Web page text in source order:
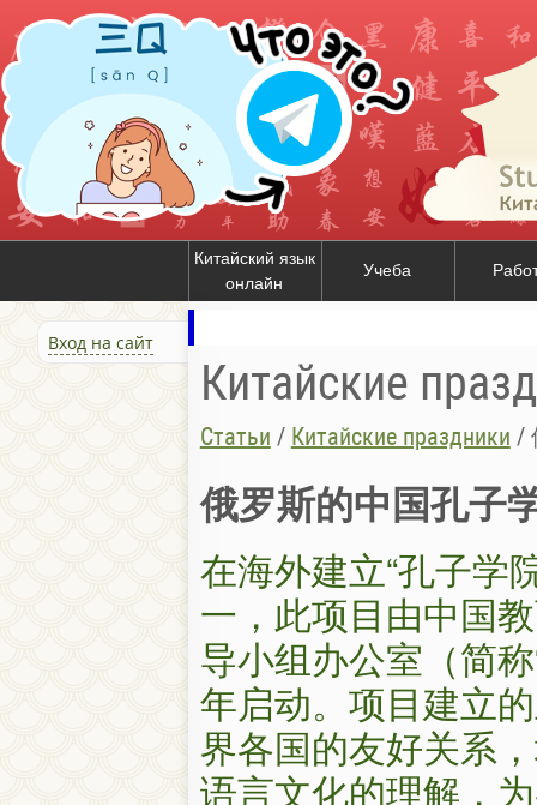
Китайский язык
онлайн
Учеба
Вход на сайт
Китайские
Статьи / Китайские праздники /
俄罗斯的中国孔子
在海外建立“孔子学
一，此项目由中国
导小组办公室（简
年启动。项目建立
界各国的友好关系
语言文化的理解，